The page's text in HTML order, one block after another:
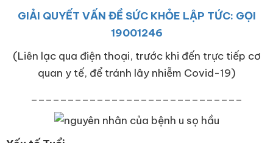
GIẢI QUYẾT VẤN ĐỀ SỨC KHỎE LẬP TỨC: GỌI
19001246
(Liên lạc qua điện thoại, trước khi đến trực tiếp cơ
quan y tế, để tránh lây nhiễm Covid-19)